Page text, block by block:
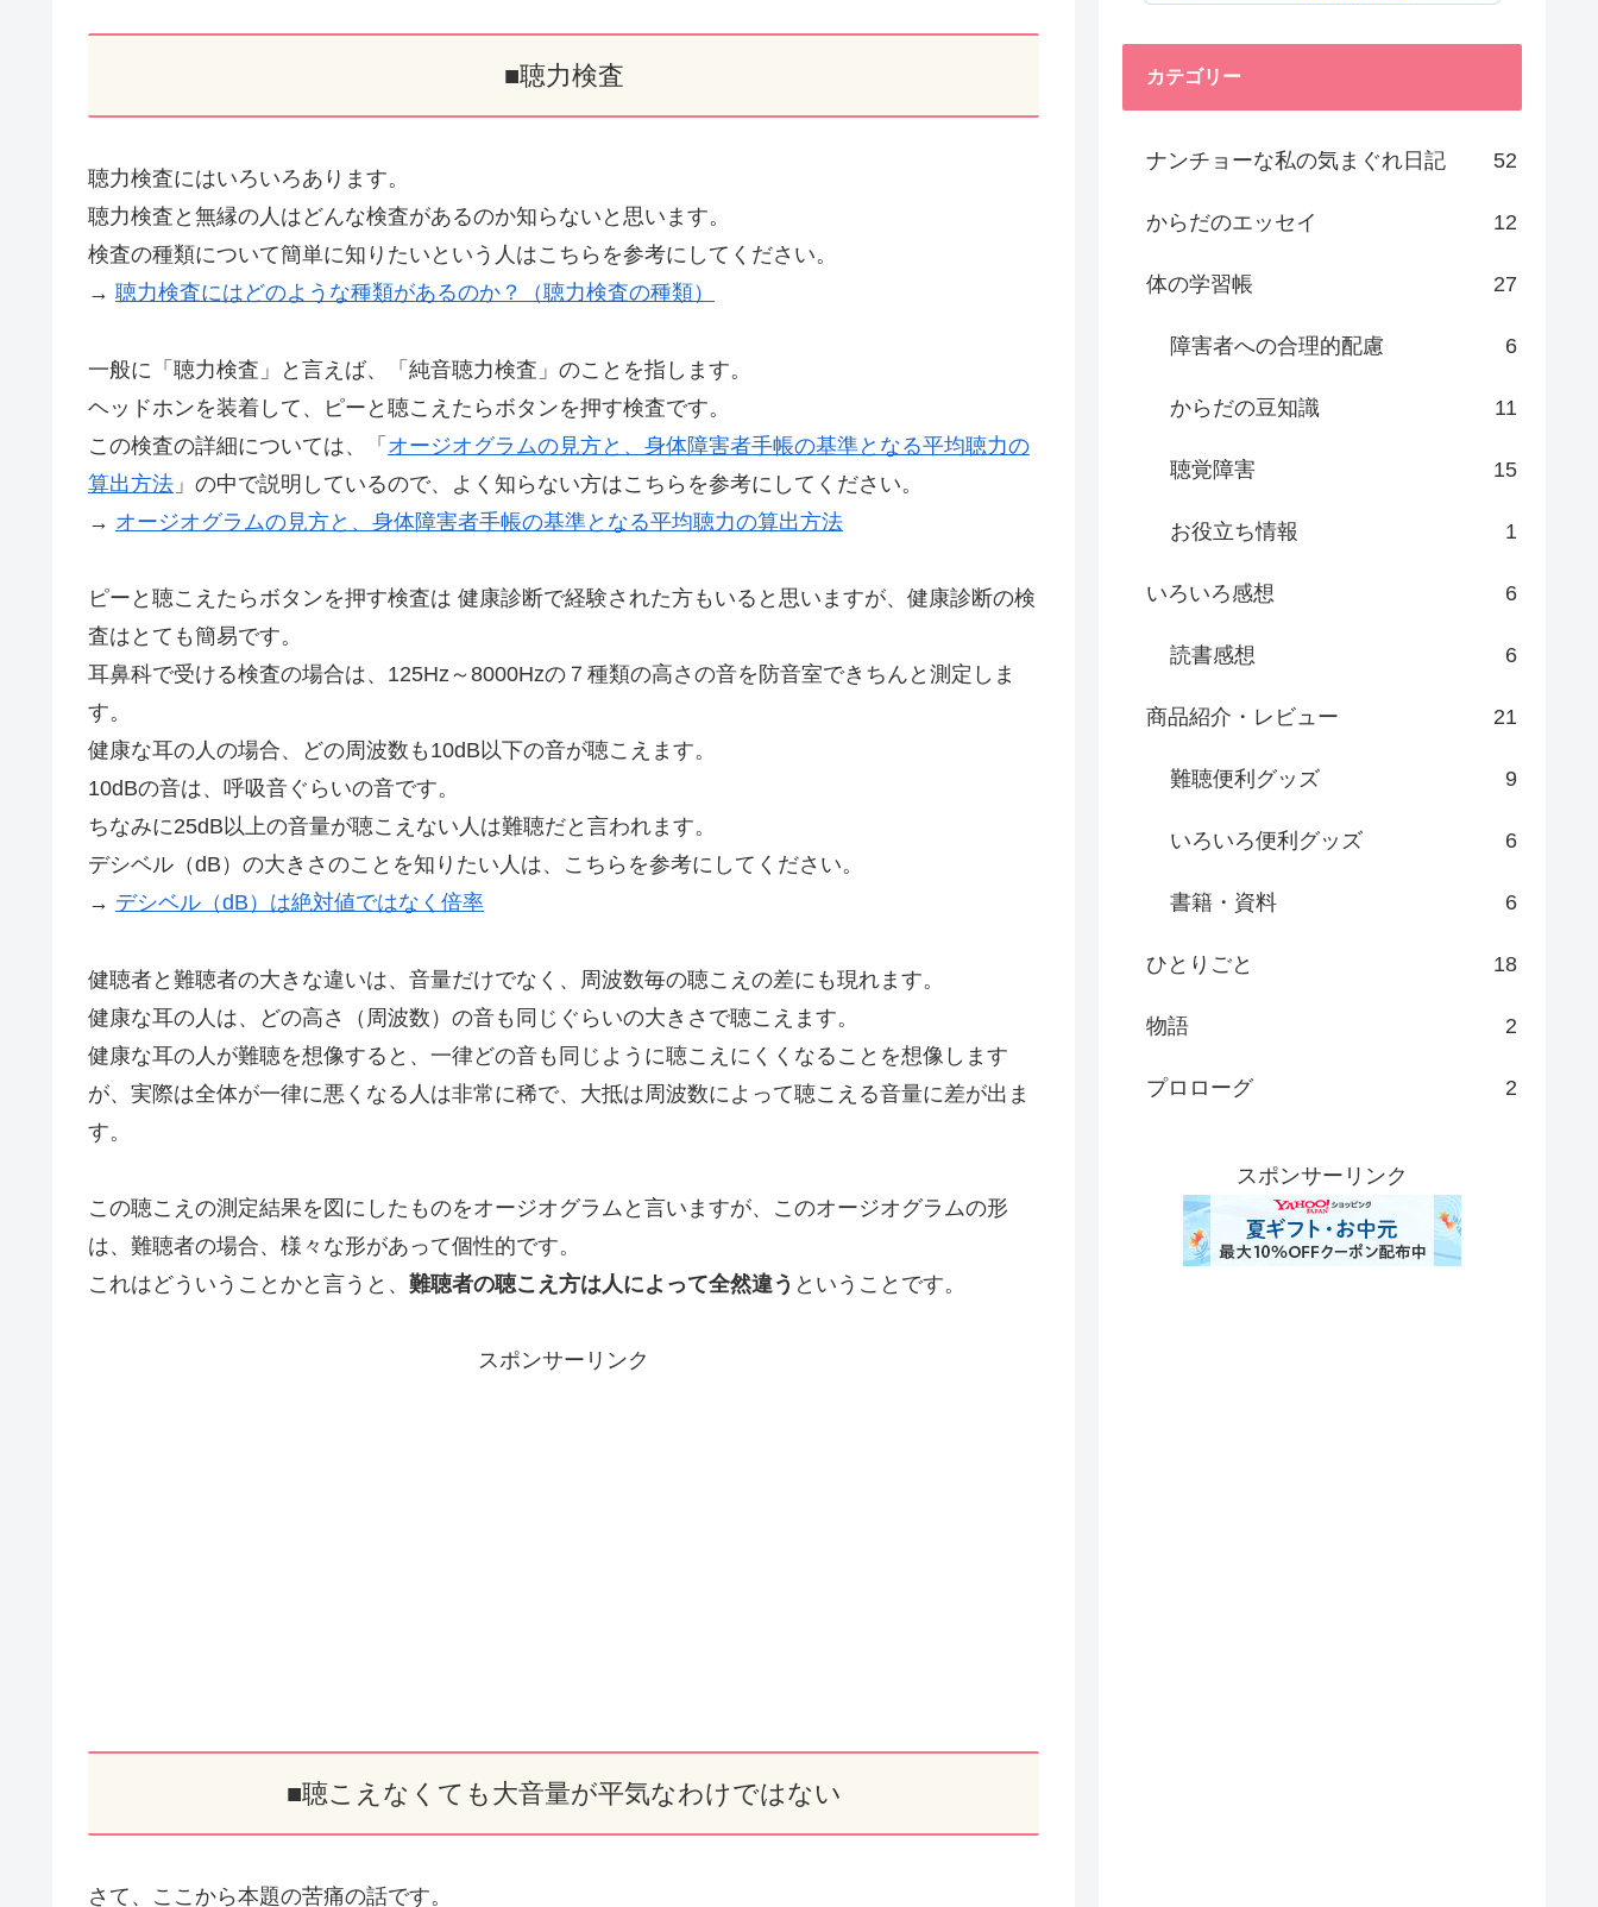
■聴力検査
聴力検査にはいろいろあります。
聴力検査と無縁の人はどんな検査があるのか知らないと思います。
検査の種類について簡単に知りたいという人はこちらを参考にしてください。
→ 聴力検査にはどのような種類があるのか？（聴力検査の種類）
一般に「聴力検査」と言えば、「純音聴力検査」のことを指します。
ヘッドホンを装着して、ピーと聴こえたらボタンを押す検査です。
この検査の詳細については、「 オージオグラムの見方と、身体障害者手帳の基準となる平均聴力の
算出方法 」の中で説明しているので、よく知らない方はこちらを参考にしてください。
→ オージオグラムの見方と、身体障害者手帳の基準となる平均聴力の算出方法
ピーと聴こえたらボタンを押す検査は 健康診断で経験された方もいると思いますが、健康診断の検
査はとても簡易です。
耳鼻科で受ける検査の場合は、125Hz～8000Hzの７種類の高さの音を防音室できちんと測定しま
す。
健康な耳の人の場合、どの周波数も10dB以下の音が聴こえます。
10dBの音は、呼吸音ぐらいの音です。
ちなみに25dB以上の音量が聴こえない人は難聴だと言われます。
デシベル（dB）の大きさのことを知りたい人は、こちらを参考にしてください。
→ デシベル（dB）は絶対値ではなく倍率
健聴者と難聴者の大きな違いは、音量だけでなく、周波数毎の聴こえの差にも現れます。
健康な耳の人は、どの高さ（周波数）の音も同じぐらいの大きさで聴こえます。
健康な耳の人が難聴を想像すると、一律どの音も同じように聴こえにくくなることを想像します
が、実際は全体が一律に悪くなる人は非常に稀で、大抵は周波数によって聴こえる音量に差が出ま
す。
この聴こえの測定結果を図にしたものをオージオグラムと言いますが、このオージオグラムの形
は、難聴者の場合、様々な形があって個性的です。
これはどういうことかと言うと、 難聴者の聴こえ方は人によって全然違う ということです。
スポンサーリンク
■聴こえなくても大音量が平気なわけではない
さて、ここから本題の苦痛の話です。
カテゴリー
ナンチョーな私の気まぐれ日記 52
からだのエッセイ 12
体の学習帳 27
障害者への合理的配慮 6
からだの豆知識 11
聴覚障害 15
お役立ち情報 1
いろいろ感想 6
読書感想 6
商品紹介・レビュー 21
難聴便利グッズ 9
いろいろ便利グッズ 6
書籍・資料 6
ひとりごと 18
物語 2
プロローグ 2
スポンサーリンク